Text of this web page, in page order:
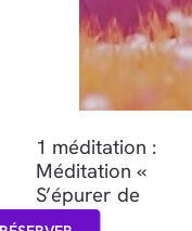
1 méditation :
Méditation «
S’épurer de
ses